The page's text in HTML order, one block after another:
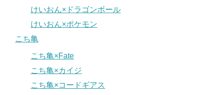
けいおん×ドラゴンボール
けいおん×ポケモン
こち亀
こち亀×Fate
こち亀×カイジ
こち亀×コードギアス